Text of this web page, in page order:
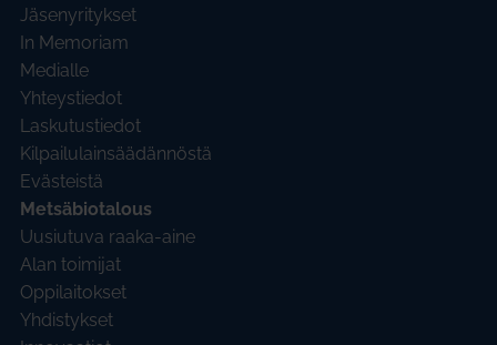
Jäsenyritykset
In Memoriam
Medialle
Yhteystiedot
Laskutustiedot
Kilpailulainsäädännöstä
Evästeistä
Metsäbiotalous
Uusiutuva raaka-aine
Alan toimijat
Oppilaitokset
Yhdistykset